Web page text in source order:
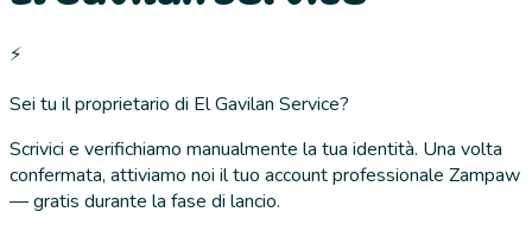
⚡
Sei tu il proprietario di El Gavilan Service?
Scrivici e verifichiamo manualmente la tua identità. Una volta
confermata, attiviamo noi il tuo account professionale Zampaw
— gratis durante la fase di lancio.